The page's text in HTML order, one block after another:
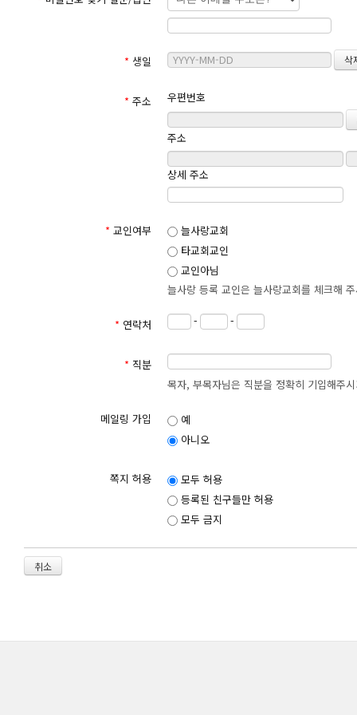
5. 이용자번호(ID)라 함은 회원의 식별과 회원의 서비스 이
6. 비밀번호라 함은 회원이 부여받은 이용자번호와 일치된
7. 단말기라 함은 사이트가 제공하는 서비스를 이용하기 위
② 이 약관에서 사용하는 용어의 정의는 제1항에서 정하는 것을 제
세종늘사랑교회에서 정하는 바에 의합니다.
① 이용계약은 이용자의 이용신청에 대하여 세종늘사랑교회의 이용
② 온라인 양식에 기재하는 모든 데이타는 실제 데이타로 간주하며
제 7 조 (이용 신청 및 약관의 동의)
① 세종늘사랑교회는 이용 약관에 동의하신 회원에게 서비스를 제
제 8 조 (개인정보의 보호)
② 세종늘사랑교회는 이용자의 정보수집시 서비스 제공에 필요한 최
3. 주 소
4. 희망ID(회원의 경우)
세종늘사랑교회에게 제공한 개인정보가 보호받을 수 있도록 최선을
④ 세종늘사랑교회는 이용신청 시 이용자가 제공하는 정보, 커뮤니
⑤ 세종늘사랑교회는 서비스 제공과 관련하여 취득한 회원의 신상
* 생일
* 주소 우편번호
주소
상세 주소
* 교인여부
늘사랑교회
타교회교인
교인아님
늘사랑 등록 교인은 늘사랑교회를 체크해
* 연락처 - -
* 직분
목자, 부목자님은 직분을 정확히 기입해주
메일링 가입
예
아니오
쪽지 허용
모두 허용
등록된 친구들만 허용
모두 금지
취소